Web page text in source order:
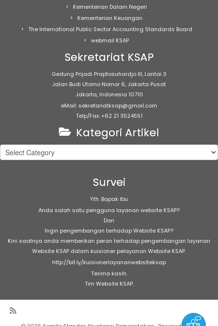
Kementerian Dalam Negeri
Kementerian Keuangan
The International Public Sector Accounting Standards Board
webmail KSAP
Sekretariat KSAP
Gedung Prijadi Praptosuhardjo III, Lantai 3
Jalan Budi Utomo Nomor 6, Jakarta Pusat
Jakarta, Indonesia 10710
eMail: sekretariatksap@gmail.com
Telp/Fax: +62 21 3524551
Kategori Artikel
Kategori
Artikel
Survei
Yth. Bapak Ibu
Anda salah satu pengguna layanan website KSAP?
Dan
Ingin pengembangan terhadap Website KSAP?
Kini saatnya anda memberikan peran terhadap pengembangan layanan
Website KSAP dalam kuisioner pelayanan Website KSAP.
http://bit.ly/kuisionerlayananwebsiteksap
Terima kasih.
Tim Website KSAP.